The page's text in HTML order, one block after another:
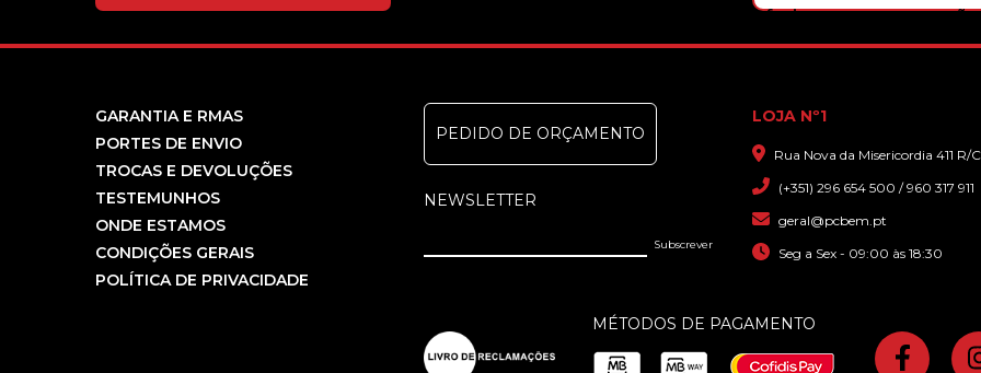
faziam essa
que sim, que faziam.
GARANTIA E RMAS
PORTES DE ENVIO
TROCAS E DEVOLUÇÕES
TESTEMUNHOS
ONDE ESTAMOS
CONDIÇÕES GERAIS
POLÍTICA DE PRIVACIDADE
PEDIDO DE ORÇAMENTO
NEWSLETTER
LOJA Nº1
Rua Nova da Misericordia 411 R/
(+351) 296 654 500 / 960 317 911
geral@pcbem.pt
Seg a Sex - 09:00 às 18:30
MÉTODOS DE PAGAMENTO